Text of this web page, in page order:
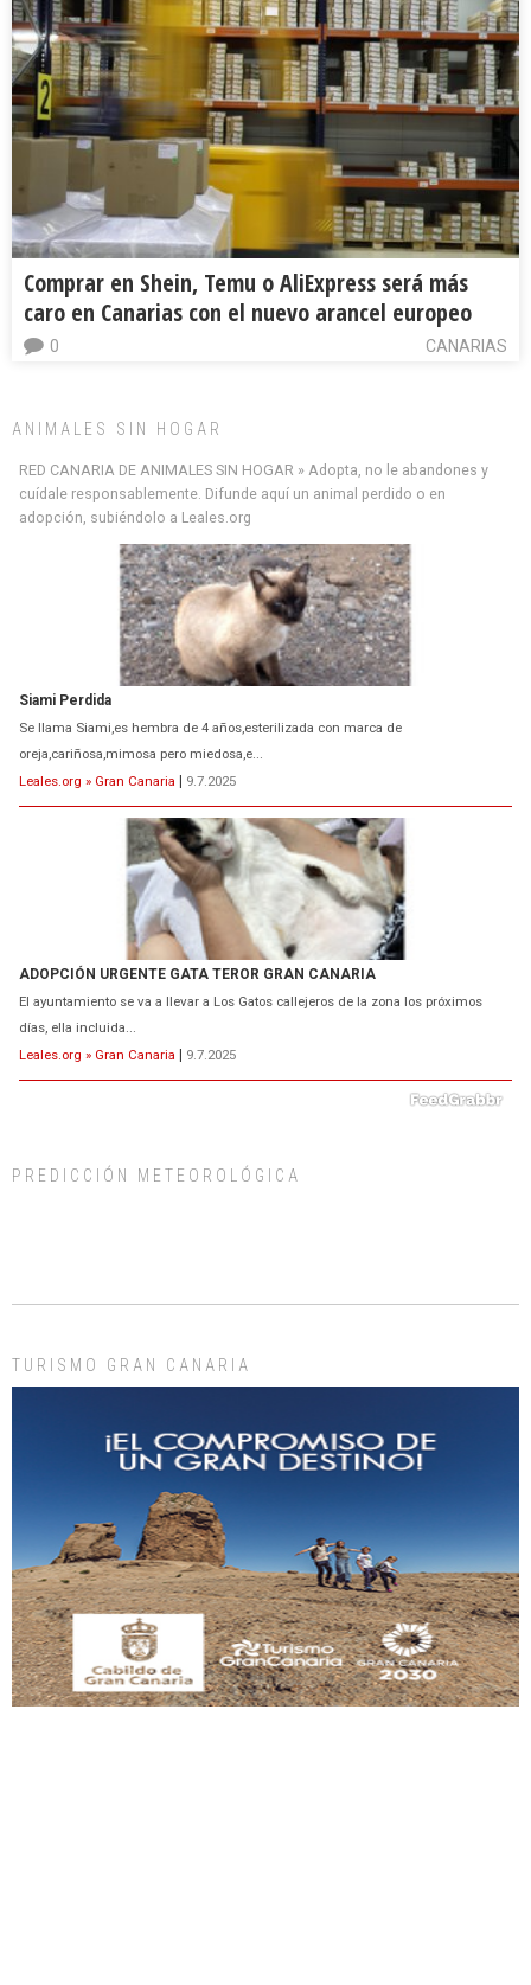
Comprar en Shein, Temu o AliExpress será más
caro en Canarias con el nuevo arancel europeo
CANARIAS
0
ANIMALES SIN HOGAR
RED CANARIA DE ANIMALES SIN HOGAR » Adopta, no le abandones y
cuídale responsablemente. Difunde aquí un animal perdido o en
adopción, subiéndolo a Leales.org
Siami Perdida
Se llama Siami,es hembra de 4 años,esterilizada con marca de
oreja,cariñosa,mimosa pero miedosa,e...
Leales.org » Gran Canaria
9.7.2025
ADOPCIÓN URGENTE GATA TEROR GRAN CANARIA
El ayuntamiento se va a llevar a Los Gatos callejeros de la zona los próximos
días, ella incluida...
Leales.org » Gran Canaria
9.7.2025
manso y extremadamente cari...
Adopción urgente
Busco adopción responsable para mi perra. Pastor alemán, hembra, 4 años. Por
motivos personales ...
Leales.org » Gran Canaria | 6.7.2025
PREDICCIÓN METEOROLÓGICA
TURISMO GRAN CANARIA